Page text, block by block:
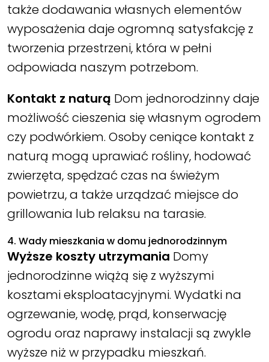
także dodawania własnych elementów
wyposażenia daje ogromną satysfakcję z
tworzenia przestrzeni, która w pełni
odpowiada naszym potrzebom.
Kontakt z naturą Dom jednorodzinny daje
możliwość cieszenia się własnym ogrodem
czy podwórkiem. Osoby ceniące kontakt z
naturą mogą uprawiać rośliny, hodować
zwierzęta, spędzać czas na świeżym
powietrzu, a także urządzać miejsce do
grillowania lub relaksu na tarasie.
4. Wady mieszkania w domu jednorodzinnym
Wyższe koszty utrzymania Domy
jednorodzinne wiążą się z wyższymi
kosztami eksploatacyjnymi. Wydatki na
ogrzewanie, wodę, prąd, konserwację
ogrodu oraz naprawy instalacji są zwykle
wyższe niż w przypadku mieszkań.